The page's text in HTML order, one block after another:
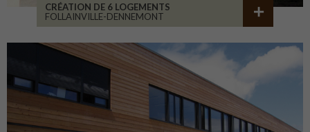
CRÉATION DE 6 LOGEMENTS
FOLLAINVILLE-DENNEMONT